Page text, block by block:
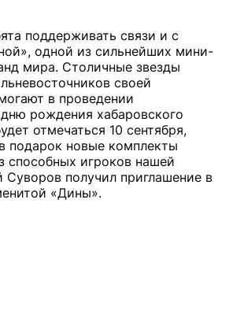
поддерживать связи и с
одной из сильнейших мини-
мира. Столичные звезды
своей
в проведении
рождения хабаровского
отмечаться 10 сентября,
подарок новые комплекты
игроков нашей
Суворов получил приглашение в
«Дины».